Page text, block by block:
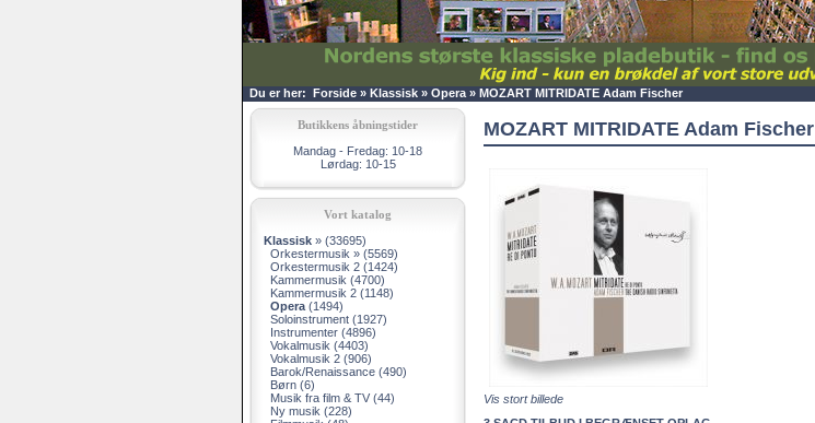
Du er her: Forside » Klassisk » Opera » MOZART MITRIDATE Adam Fischer
Butikkens åbningstider
Mandag - Fredag: 10-18
Lørdag: 10-15
Vort katalog
Klassisk » (33695)
Orkestermusik » (5569)
Orkestermusik 2 (1424)
Kammermusik (4700)
Kammermusik 2 (1148)
Opera (1494)
Soloinstrument (1927)
Instrumenter (4896)
Vokalmusik (4403)
Vokalmusik 2 (906)
Barok/Renaissance (490)
Børn (6)
Musik fra film & TV (44)
Ny musik (228)
MOZART MITRIDATE Adam Fischer
Vis stort billede